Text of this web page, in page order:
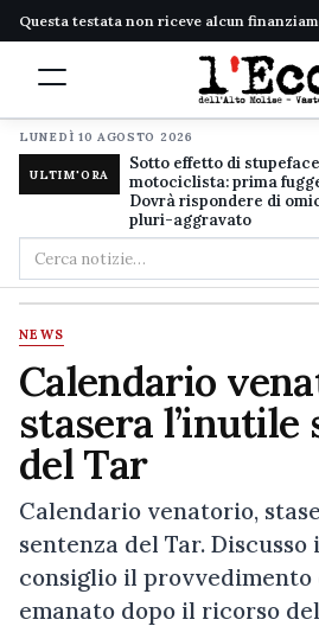
Questa testata non riceve alcun
LUNEDÌ 10 AGOSTO 2026
ULTIM'ORA
Sotto effetto di
motociclista: prima
Dovrà rispondere di
pluri-aggravato
Cerca
nel
sito
NEWS
Calendario
stasera l’inutile
del Tar
Calendario venatorio,
sentenza del Tar.
consiglio il provvedimento
emanato dopo il ricorso